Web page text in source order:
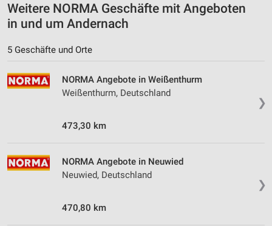
Weitere NORMA Geschäfte mit Angeboten
in und um Andernach
5 Geschäfte und Orte
❯
NORMA Angebote in Weißenthurm
Weißenthurm, Deutschland
473,30 km
❯
NORMA Angebote in Neuwied
Neuwied, Deutschland
470,80 km